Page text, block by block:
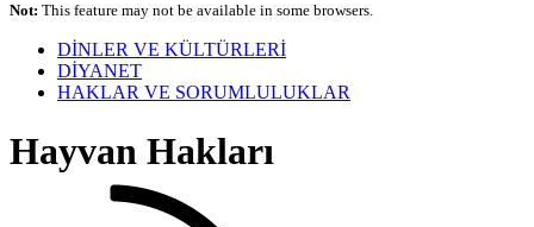
Not: This feature may not be available in some browsers.
DİNLER VE KÜLTÜRLERİ
DİYANET
HAKLAR VE SORUMLULUKLAR
Hayvan Hakları